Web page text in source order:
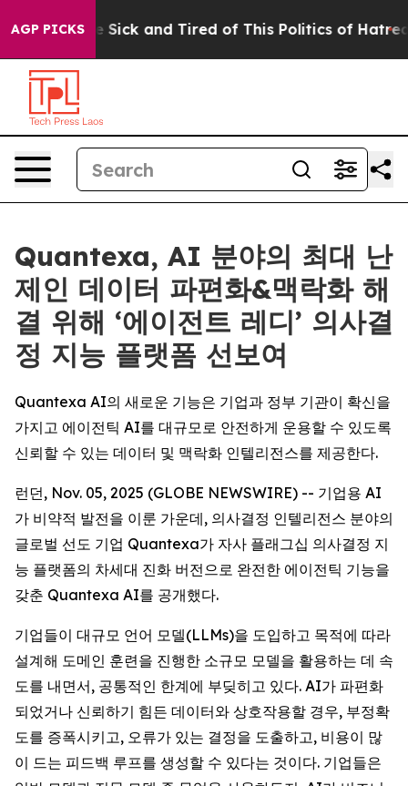
AGP PICKS
Are Sick and Tired of This Politics of Hatred” The
Quantexa, AI 분야의 최대 난
제인 데이터 파편화&맥락화 해
결 위해 ‘에이전트 레디’ 의사결
정 지능 플랫폼 선보여
Quantexa AI의 새로운 기능은 기업과 정부 기관이 확신을
가지고 에이전틱 AI를 대규모로 안전하게 운용할 수 있도록
신뢰할 수 있는 데이터 및 맥락화 인텔리전스를 제공한다.
런던, Nov. 05, 2025 (GLOBE NEWSWIRE) -- 기업용 AI
가 비약적 발전을 이룬 가운데, 의사결정 인텔리전스 분야의
글로벌 선도 기업 Quantexa가 자사 플래그십 의사결정 지
능 플랫폼의 차세대 진화 버전으로 완전한 에이전틱 기능을
갖춘 Quantexa AI를 공개했다.
기업들이 대규모 언어 모델(LLMs)을 도입하고 목적에 따라
설계해 도메인 훈련을 진행한 소규모 모델을 활용하는 데 속
도를 내면서, 공통적인 한계에 부딪히고 있다. AI가 파편화
되었거나 신뢰하기 힘든 데이터와 상호작용할 경우, 부정확
도를 증폭시키고, 오류가 있는 결정을 도출하고, 비용이 많
이 드는 피드백 루프를 생성할 수 있다는 것이다. 기업들은